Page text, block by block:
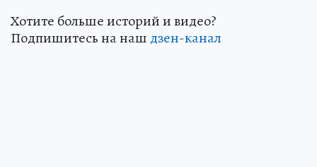
Хотите больше историй и видео?
Подпишитесь на наш дзен-канал